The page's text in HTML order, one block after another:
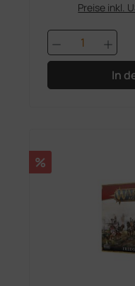
Preise inkl.
Produkt
In
Rabatt
%